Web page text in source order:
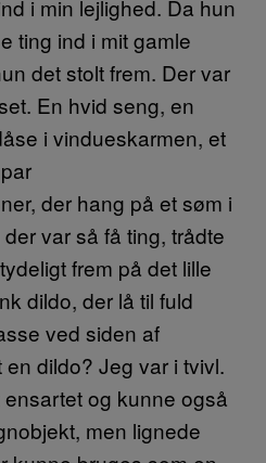
i min lejlighed. Da hun
ting ind i mit gamle
det stolt frem. Der var
En hvid seng, en
i vindueskarmen, et
der hang på et søm i
var så få ting, trådte
frem på det lille
dildo, der lå til fuld
ved siden af
dildo? Jeg var i tvivl.
og kunne også
men lignede